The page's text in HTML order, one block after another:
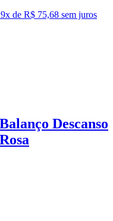
9x de R$ 75,68 sem juros
Descanso